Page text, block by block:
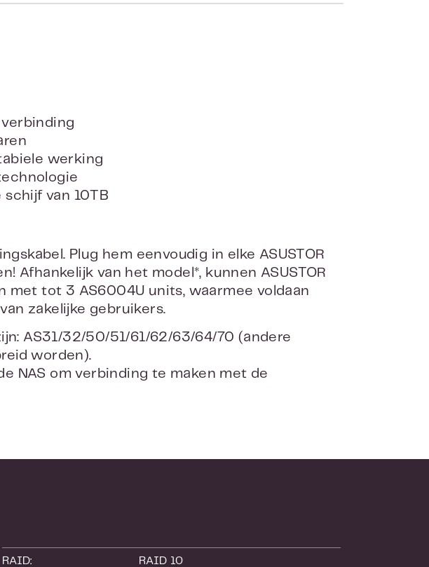
verbinding
stabiele werking
technologie
schijf van 10TB
Plug hem eenvoudig in elke ASUSTOR
Afhankelijk van het model*, kunnen ASUSTOR
met tot 3 AS6004U units, waarmee voldaan
zakelijke gebruikers.
AS31/32/50/51/61/62/63/64/70 (andere
worden).
NAS om verbinding te maken met de
3.0 kabel
RAID: RAID 10